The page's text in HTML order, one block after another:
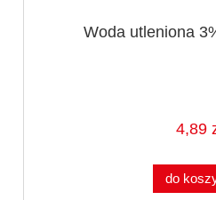
Woda utleniona
4,89
do